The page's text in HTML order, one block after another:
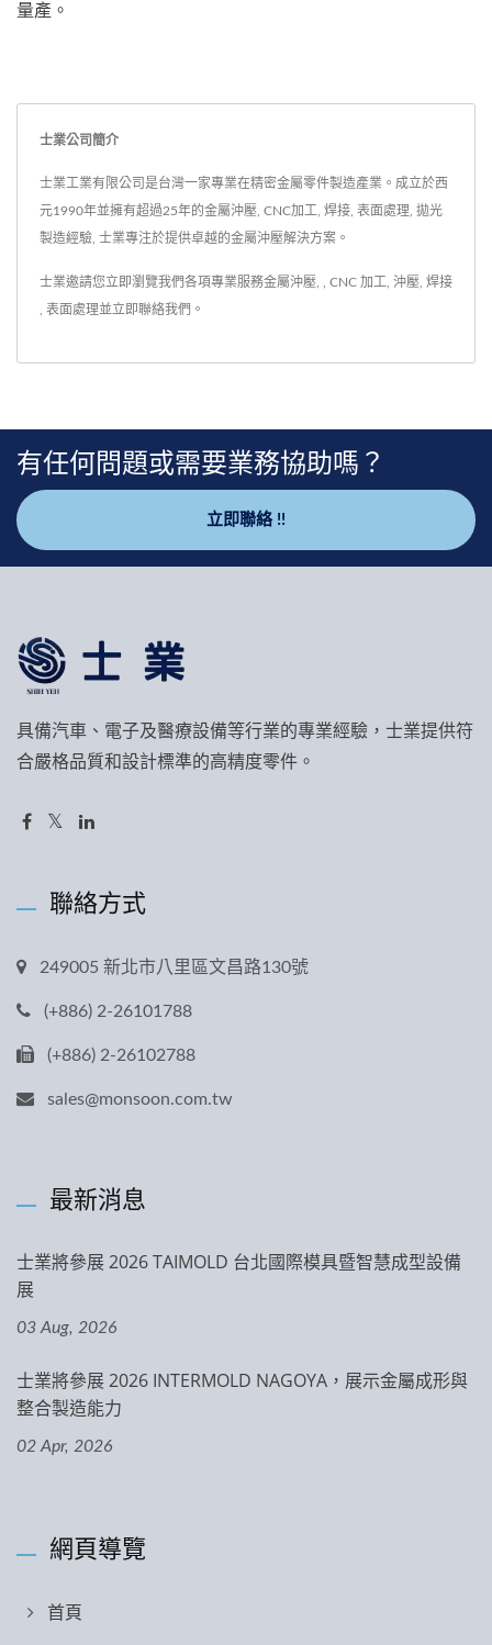
量產。
士業公司簡介
士業工業有限公司是台灣一家專業在精密金屬零件製造產業。成立於西
元1990年並擁有超過25年的金屬沖壓, CNC加工, 焊接, 表面處理, 拋光
製造經驗, 士業專注於提供卓越的金屬沖壓解決方案。
士業邀請您立即瀏覽我們各項專業服務金屬沖壓 CNC 加工 沖壓 焊接
表面處理並立即聯絡我們 。
有任何問題或需要業務協助嗎？
立即聯絡 !!
具備汽車、電子及醫療設備等行業的專業經驗，士業提供符
合嚴格品質和設計標準的高精度零件。
聯絡方式
249005 新北市八里區文昌路130號
(+886) 2-26101788
(+886) 2-26102788
sales@monsoon.com.tw
最新消息
士業將參展 2026 TAIMOLD 台北國際模具暨智慧成型設備
展
03 Aug, 2026
士業將參展 2026 INTERMOLD NAGOYA，展示金屬成形與
整合製造能力
02 Apr, 2026
網頁導覽
首頁